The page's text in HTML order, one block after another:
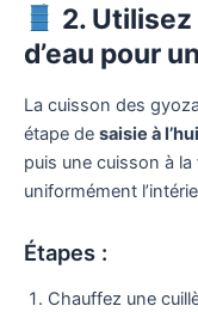
2. Utilisez
d’eau pour
La cuisson des
étape de saisie à
puis une cuisson à la
uniformément
Étapes :
Chauffez une